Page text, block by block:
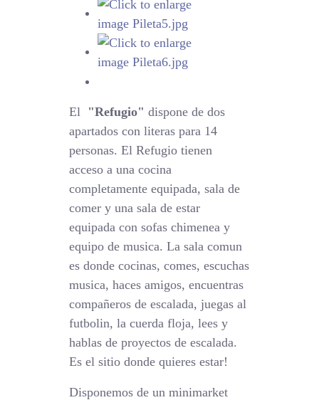
El "Refugio" dispone de dos
apartados con literas para 14
personas. El Refugio tienen
acceso a una cocina
completamente equipada, sala de
comer y una sala de estar
equipada con sofas chimenea y
equipo de musica. La sala comun
es donde cocinas, comes, escuchas
musica, haces amigos, encuentras
compañeros de escalada, juegas al
futbolin, la cuerda floja, lees y
hablas de proyectos de escalada.
Es el sitio donde quieres estar!
Disponemos de un minimarket